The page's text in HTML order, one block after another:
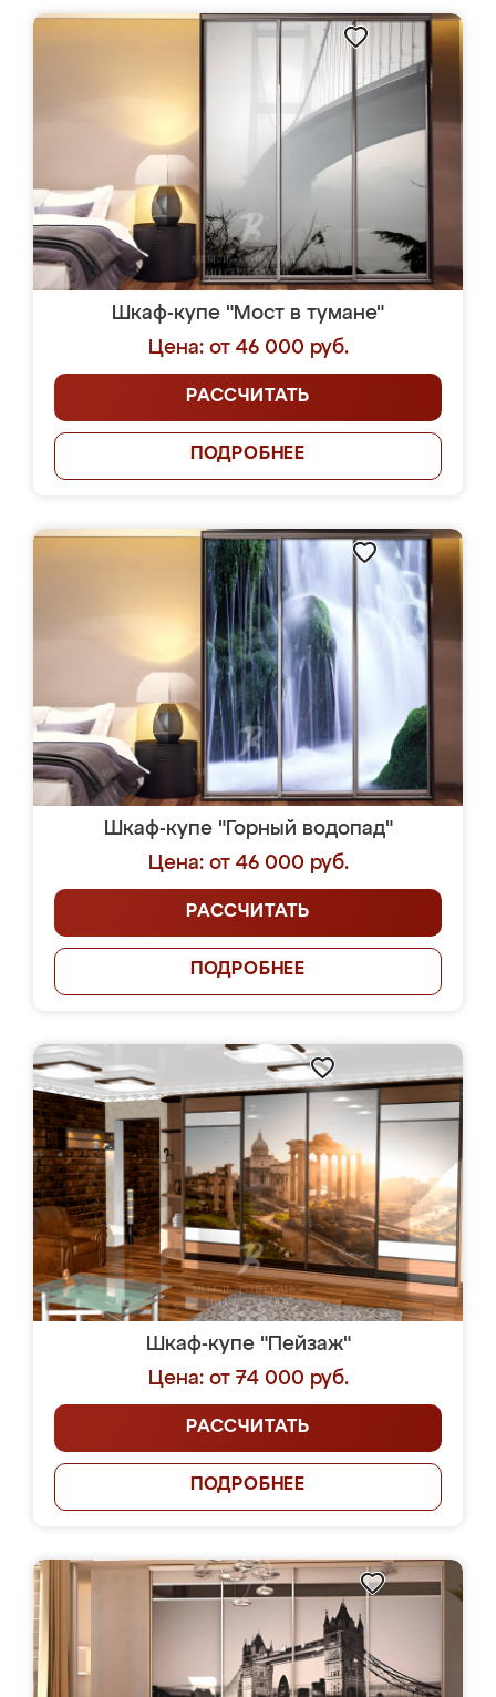
Шкаф-купе "Мост в тумане"
Цена: от 46 000 руб.
РАССЧИТАТЬ
ПОДРОБНЕЕ
Шкаф-купе "Горный водопад"
Цена: от 46 000 руб.
РАССЧИТАТЬ
ПОДРОБНЕЕ
Шкаф-купе "Пейзаж"
Цена: от 74 000 руб.
РАССЧИТАТЬ
ПОДРОБНЕЕ